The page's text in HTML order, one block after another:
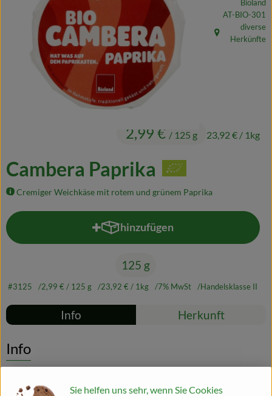
Naturkost
Wein
Getränke
Kosmetik & Drogerie
VINCE Weine
So geht's
Über uns
Cambera Paprika
Cremiger Weichkäse mit rotem und grünem Paprika
2,99 € / 125 g 23,92 € / 1kg
Bioland
,
AT-BIO-301
, Herkunft:
diverse
Herkünfte
hinzufügen
Produkt zum Warenkorb
125 g
#3125 2,99 €/ 125 g 23,92 €/ 1kg 7% MwSt Handelsklasse II
Rezepte
Info Herkunft
Info
Sie helfen uns sehr, wenn Sie Cookies